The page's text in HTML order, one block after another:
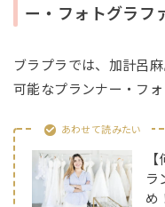
ー・フォトグラフ
ブラプラでは、加計呂
可能なプランナー・フ
あわせて読みたい
ラ
め